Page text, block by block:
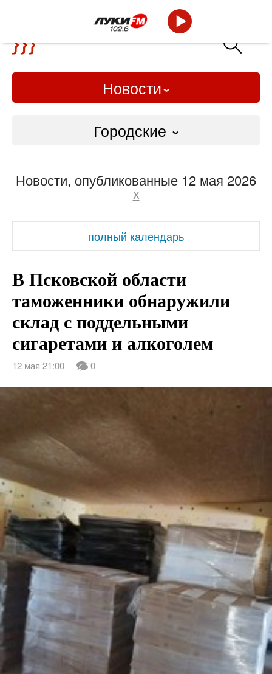
Новости
Городские
Слово Дело
Народные
ВТРК
Новости, опубликованные 12 мая 2026
x
полный календарь
В Псковской области
таможенники обнаружили
склад с поддельными
сигаретами и алкоголем
12 мая 21:00 0